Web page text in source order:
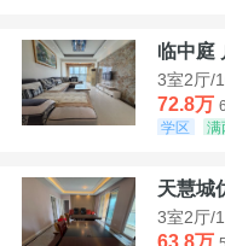
临中庭
3室2厅/
72.8万
学区
满
3室2厅/
63.8万